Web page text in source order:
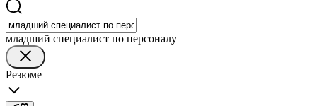
младший специалист по персоналу
Резюме